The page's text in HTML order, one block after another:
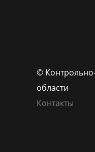
©
области
Контакты